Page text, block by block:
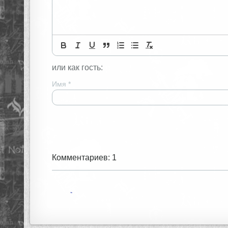
или как гость:
Имя *
Комментариев: 1